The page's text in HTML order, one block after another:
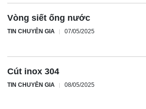
Vòng siết ống nước
TIN CHUYÊN GIA 07/05/2025
Cút inox 304
TIN CHUYÊN GIA 08/05/2025